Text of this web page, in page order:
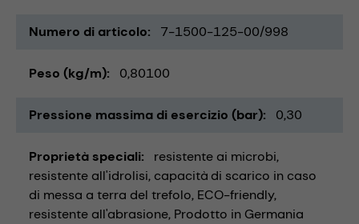
Numero di articolo 7-1500-125-00/998
Peso (kg/m) 0,80100
Pressione massima di esercizio (bar) 0,30
Proprietà speciali
resistente ai microbi
resistente all'idrolisi capacità di scarico in caso
di messa a terra del trefolo ECO-friendly
resistente all'abrasione Prodotto in Germania